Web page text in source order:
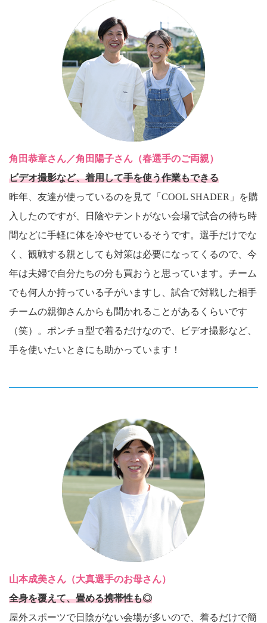
角田恭章さん／角田陽子さん（春選手のご両親）
ビデオ撮影など、着用して手を使う作業もできる
昨年、友達が使っているのを見て「COOL SHADER」を購
入したのですが、日陰やテントがない会場で試合の待ち時
間などに手軽に体を冷やせているそうです。選手だけでな
く、観戦する親としても対策は必要になってくるので、今
年は夫婦で自分たちの分も買おうと思っています。チーム
でも何人か持っている子がいますし、試合で対戦した相手
チームの親御さんからも聞かれることがあるくらいです
（笑）。ポンチョ型で着るだけなので、ビデオ撮影など、
手を使いたいときにも助かっています！
山本成美さん（大真選手のお母さん）
全身を覆えて、畳める携帯性も◎
屋外スポーツで日陰がない会場が多いので、着るだけで簡